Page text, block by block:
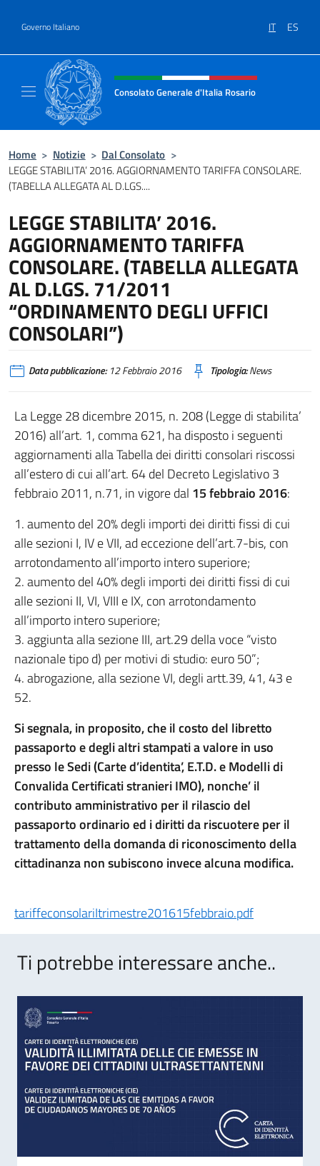
Governo Italiano IT ES
Intestazione sito, social e menù
Consolato Generale d'Italia Rosario
Home > Notizie > Dal Consolato >
LEGGE STABILITA’ 2016. AGGIORNAMENTO TARIFFA CONSOLARE.
(TABELLA ALLEGATA AL D.LGS....
LEGGE STABILITA’ 2016.
AGGIORNAMENTO TARIFFA
CONSOLARE. (TABELLA ALLEGATA
AL D.LGS. 71/2011
“ORDINAMENTO DEGLI UFFICI
CONSOLARI”)
Data pubblicazione:12 Febbraio 2016 Tipologia:News
La Legge 28 dicembre 2015, n. 208 (Legge di stabilita’
2016) all’art. 1, comma 621, ha disposto i seguenti
aggiornamenti alla Tabella dei diritti consolari riscossi
all’estero di cui all’art. 64 del Decreto Legislativo 3
febbraio 2011, n.71, in vigore dal 15 febbraio 2016:
1. aumento del 20% degli importi dei diritti fissi di cui
alle sezioni I, IV e VII, ad eccezione dell’art.7-bis, con
arrotondamento all’importo intero superiore;
2. aumento del 40% degli importi dei diritti fissi di cui
alle sezioni II, VI, VIII e IX, con arrotondamento
all’importo intero superiore;
3. aggiunta alla sezione III, art.29 della voce “visto
nazionale tipo d) per motivi di studio: euro 50”;
4. abrogazione, alla sezione VI, degli artt.39, 41, 43 e
52.
Si segnala, in proposito, che il costo del libretto
passaporto e degli altri stampati a valore in uso
presso le Sedi (Carte d’identita’, E.T.D. e Modelli di
Convalida Certificati stranieri IMO), nonche’ il
contributo amministrativo per il rilascio del
passaporto ordinario ed i diritti da riscuotere per il
trattamento della domanda di riconoscimento della
cittadinanza non subiscono invece alcuna modifica.
tariffeconsolariItrimestre201615febbraio.pdf
Ti potrebbe interessare anche..